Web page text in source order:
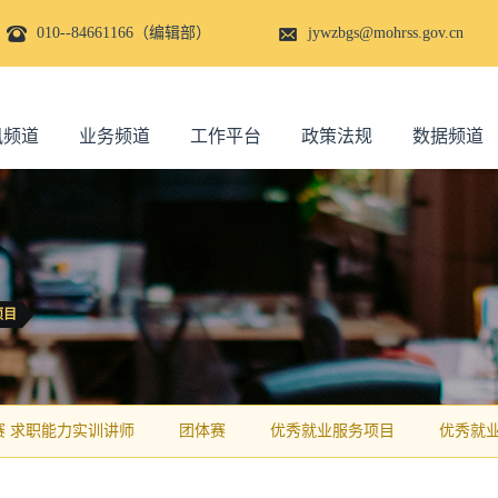
010--84661166（编辑部） jywzbgs@mohrss.gov.cn
频道 业务频道 工作平台 政策法规 数据频道
求职能力实训讲师 团体赛 优秀就业服务项目 优秀就